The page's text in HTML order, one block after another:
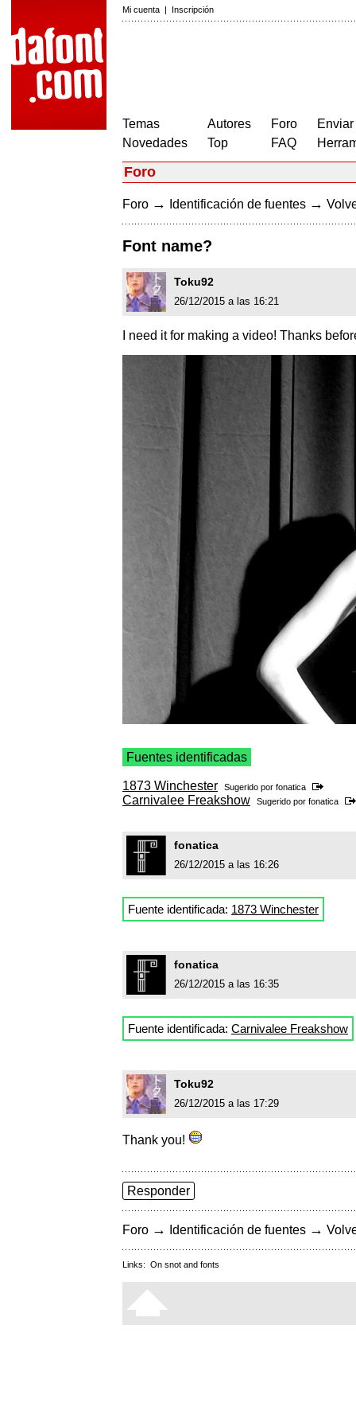
Mi cuenta | Inscripción
Temas
Novedades
Autores
Top
Foro
FAQ
Foro
Foro → Identificación de fuentes →
Font name?
Toku92
26/12/2015 a las 16:21
I need it for making a video! Thanks
Fuentes identificadas
1873 Winchester Sugerido por fonatica
Carnivalee Freakshow Sugerido por fonatica
fonatica
26/12/2015 a las 16:26
Fuente identificada: 1873 Winchester
fonatica
26/12/2015 a las 16:35
Fuente identificada: Carnivalee Freakshow
Toku92
26/12/2015 a las 17:29
Thank you!
Responder
Foro → Identificación de fuentes →
Links: On snot and fonts